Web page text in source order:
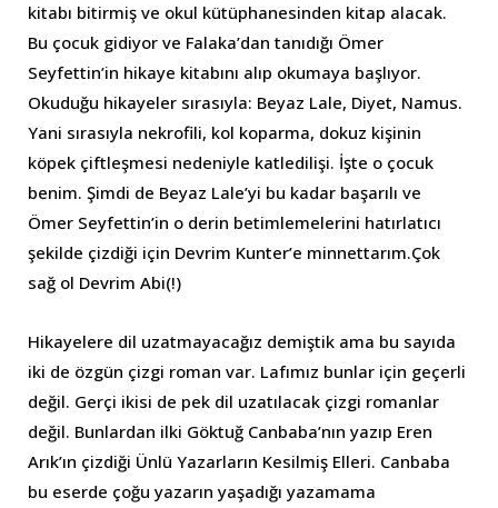
kitabı bitirmiş ve okul kütüphanesinden kitap alacak.
Bu çocuk gidiyor ve Falaka’dan tanıdığı Ömer
Seyfettin’in hikaye kitabını alıp okumaya başlıyor.
Okuduğu hikayeler sırasıyla: Beyaz Lale, Diyet, Namus.
Yani sırasıyla nekrofili, kol koparma, dokuz kişinin
köpek çiftleşmesi nedeniyle katledilişi. İşte o çocuk
benim. Şimdi de Beyaz Lale’yi bu kadar başarılı ve
Ömer Seyfettin’in o derin betimlemelerini hatırlatıcı
şekilde çizdiği için Devrim Kunter’e minnettarım.Çok
sağ ol Devrim Abi(!)
Hikayelere dil uzatmayacağız demiştik ama bu sayıda
iki de özgün çizgi roman var. Lafımız bunlar için geçerli
değil. Gerçi ikisi de pek dil uzatılacak çizgi romanlar
değil. Bunlardan ilki Göktuğ Canbaba’nın yazıp Eren
Arık’ın çizdiği Ünlü Yazarların Kesilmiş Elleri. Canbaba
bu eserde çoğu yazarın yaşadığı yazamama